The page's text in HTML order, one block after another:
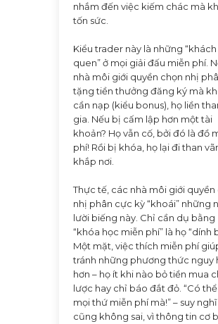
nhắm đến việc kiếm chác mà
tốn sức.
Kiểu trader này là những “khách
quen” ở mọi giải đấu miễn phí.
nhà môi giới quyền chọn nhị
tặng tiền thưởng đăng ký mà
cần nạp (kiểu bonus), họ liền
gia. Nếu bị cấm lập hơn một tài
khoản? Họ vẫn cố, bởi đó là đồ
phí! Rồi bị khóa, họ lại đi than
khắp nơi.
Thực tế, các nhà môi giới quyền
nhị phân cực kỳ “khoái” những
lười biếng này. Chỉ cần dụ bằng
“khóa học miễn phí” là họ “dính
Một mặt, việc thích miễn phí
tránh những phương thức nguy
hơn – họ ít khi nào bỏ tiền mua
lược hay chỉ báo đắt đỏ. “Có
mọi thứ miễn phí mà!” – suy
cũng không sai, vì thông tin cơ